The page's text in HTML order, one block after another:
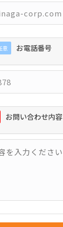
意 お電話番号
お問い合わせ内容